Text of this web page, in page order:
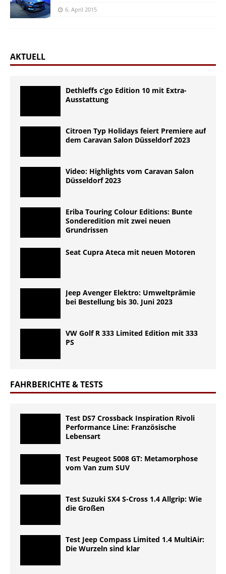
6. April 2015
AKTUELL
Dethleffs c’go Edition 10 mit Extra-
Ausstattung
Citroen Typ Holidays feiert Premiere auf
dem Caravan Salon Düsseldorf 2023
Video: Highlights vom Caravan Salon
Düsseldorf 2023
Eriba Touring Colour Editions: Bunte
Sonderedition mit zwei neuen
Grundrissen
Seat Cupra Ateca mit neuen Motoren
Jeep Avenger Elektro: Umweltprämie
bei Bestellung bis 30. Juni 2023
VW Golf R 333 Limited Edition mit 333
PS
FAHRBERICHTE & TESTS
Test DS7 Crossback Inspiration Rivoli
Performance Line: Französische
Lebensart
Test Peugeot 5008 GT: Metamorphose
vom Van zum SUV
Test Suzuki SX4 S-Cross 1.4 Allgrip: Wie
die Großen
Test Jeep Compass Limited 1.4 MultiAir:
Die Wurzeln sind klar